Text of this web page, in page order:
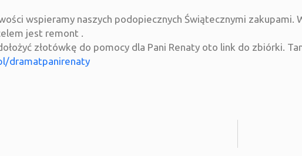
wspieramy naszych podopiecznych Świątecznymi
jest remont .
złotówkę do pomocy dla Pani Renaty oto link do zbiórki.
dramatpanirenaty